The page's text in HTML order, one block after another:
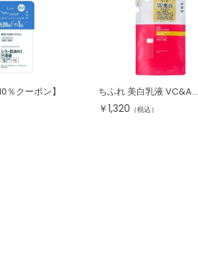
％クーポン】
ちふれ 美白乳液 VC&A...
￥1,320 （税込）